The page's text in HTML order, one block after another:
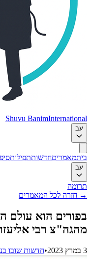
Shuvu Banim
מאמריםחדשותתפילות
חזרה לכל המאמרים
הוא עולם
רבי אליעזר
•חדשות שובו בנים